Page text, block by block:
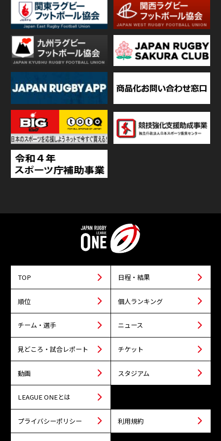
TOP 日程・結果
順位 個人ランキング
チーム・選手 ニュース
見どころ・試合レポート チケット
動画 スタジアム
LEAGUE ONEとは
プライバシーポリシー 利用規約